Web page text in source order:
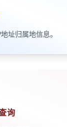
址归属地信息。
询